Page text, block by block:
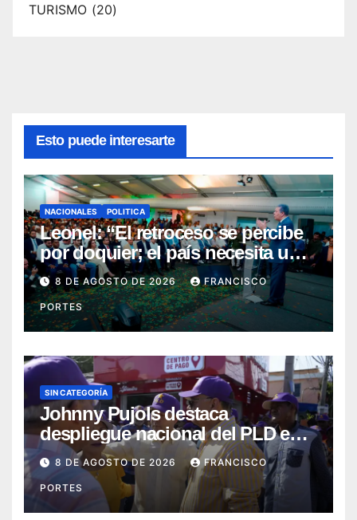
TURISMO (20)
Esto puede interesarte
NACIONALES POLITICA
Leonel: “El retroceso se percibe
por doquier; el país necesita un
nuevo rumbo”
8 DE AGOSTO DE 2026 FRANCISCO
PORTES
SIN CATEGORÍA
Johnny Pujols destaca
despliegue nacional del PLD en
segunda jornada de Esfuerzo
Concentrado
8 DE AGOSTO DE 2026 FRANCISCO
PORTES